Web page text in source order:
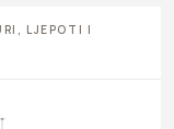
LJEPOTI I